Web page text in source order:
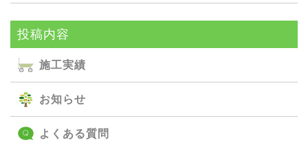
投稿内容
施⼯実績
お知らせ
よくある質問